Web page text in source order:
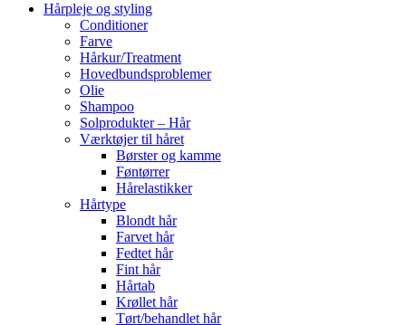
Hårpleje og styling
Conditioner
Farve
Hårkur/Treatment
Hovedbundsproblemer
Olie
Shampoo
Solprodukter – Hår
Værktøjer til håret
Børster og kamme
Føntørrer
Hårelastikker
Hårtype
Blondt hår
Farvet hår
Fedtet hår
Fint hår
Hårtab
Krøllet hår
Tørt/behandlet hår